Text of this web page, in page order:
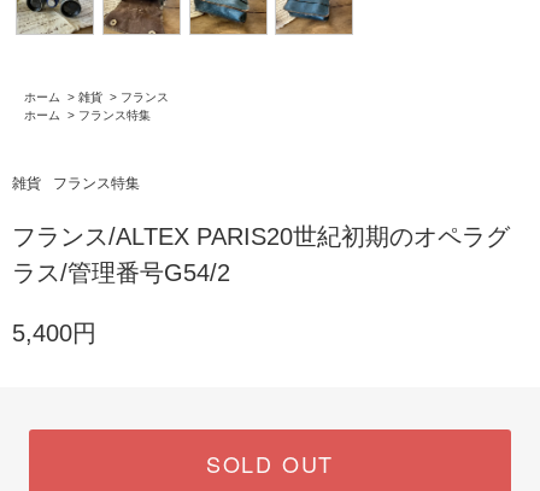
ホーム > 雑貨 > フランス
ホーム
> フランス特集
雑貨 フランス特集
フランス/ALTEX PARIS20世紀初期のオペラグ
ラス/管理番号G54/2
5,400円
SOLD OUT